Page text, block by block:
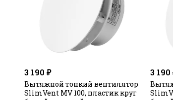
3 190 ₽
Вытяжной тонкий вентилятор
SlimVent МV 100, пластик круг
3 190